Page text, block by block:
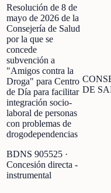
Resolución de 8 de
mayo de 2026 de la
Consejería de Salud
por la que se
concede
subvención a
"Amigos contra la
Droga" para Centro
de Día para facilitar
integración socio-
laboral de personas
con problemas de
drogodependencias
BDNS 905525 ·
Concesión directa -
instrumental
DE